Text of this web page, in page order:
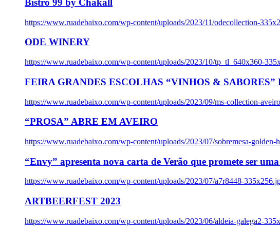
Bistro 99 by Chakall
https://www.ruadebaixo.com/wp-content/uploads/2023/11/odecollection-
ODE WINERY
https://www.ruadebaixo.com/wp-content/uploads/2023/10/tp_tl_640x360-
FEIRA GRANDES ESCOLHAS “VINHOS &
https://www.ruadebaixo.com/wp-content/uploads/2023/09/ms-collection-
“PROSA” ABRE EM AVEIRO
https://www.ruadebaixo.com/wp-content/uploads/2023/07/sobremesa-golden-
“Envy” apresenta nova carta de Verão que promete ser
https://www.ruadebaixo.com/wp-content/uploads/2023/07/a7r8448-
ARTBEERFEST 2023
https://www.ruadebaixo.com/wp-content/uploads/2023/06/aldeia-galega2-